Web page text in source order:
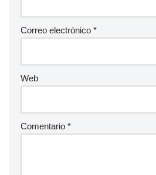
Correo electrónico *
Web
Comentario *